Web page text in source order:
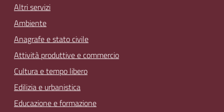
Altri servizi
Ambiente
Anagrafe e stato civile
Attività produttive e commercio
Cultura e tempo libero
Edilizia e urbanistica
Educazione e formazione